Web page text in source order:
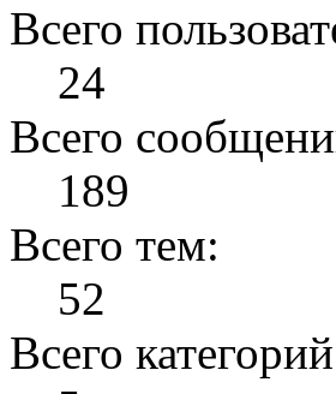
Всего
24
Всего
189
Всего тем:
52
Всего